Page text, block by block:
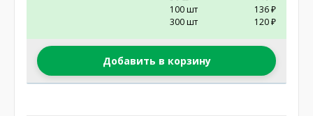
100 шт
136 ₽
300 шт
120 ₽
Добавить в корзину